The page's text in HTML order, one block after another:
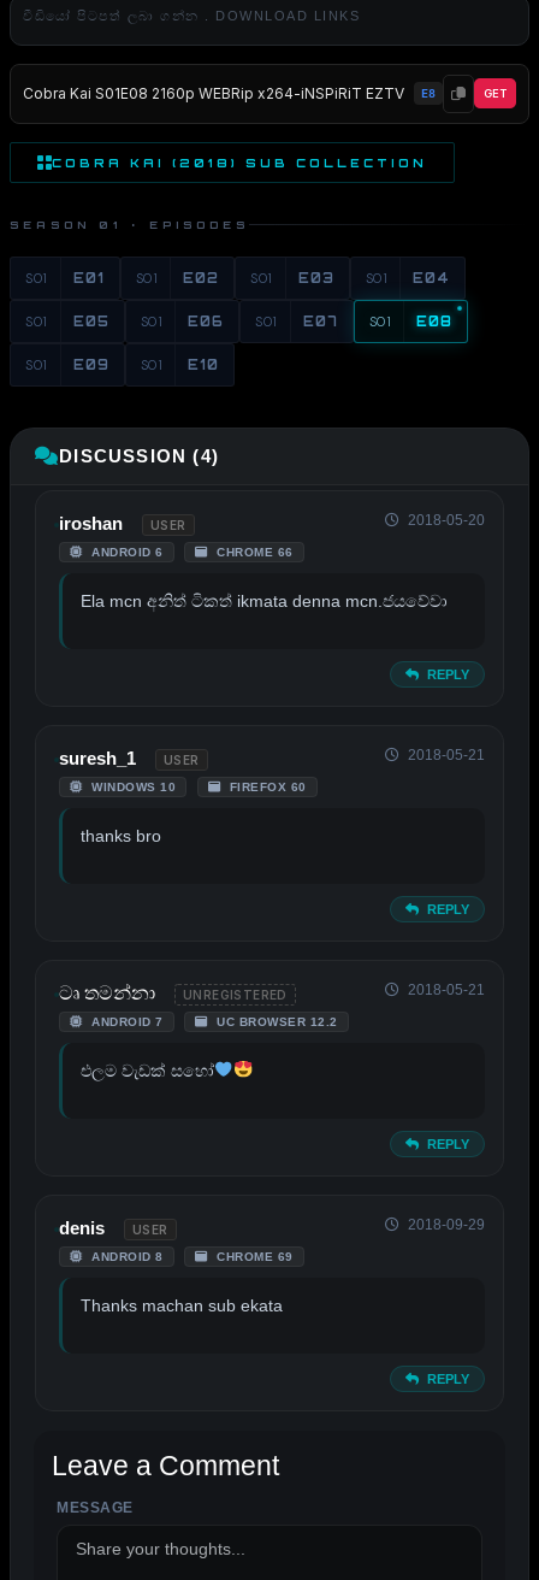
වීඩියෝ පිටපත් ලබා ගන්න . DOWNLOAD LINKS
Cobra Kai S01E08 2160p WEBRip x264-iNSPiRiT EZTV E8 GET
COBRA KAI (2018) SUB COLLECTION
SEASON 01 · EPISODES
S01 E01 S01 E02 S01 E03 S01 E04
S01 E05 S01 E06 S01 E07 S01 E08
S01 E09 S01 E10
DISCUSSION (4)
iroshan USER
ANDROID 6 CHROME 66
2018-05-20
Ela mcn අනිත් ටිකත් ikmata denna mcn.ජයවේවා
REPLY
suresh_1 USER
WINDOWS 10 FIREFOX 60
2018-05-21
thanks bro
REPLY
ටෘ තමන්නා UNREGISTERED
ANDROID 7 UC BROWSER 12.2
2018-05-21
එලම වැඩක් සහෝ
REPLY
denis USER
ANDROID 8 CHROME 69
2018-09-29
Thanks machan sub ekata
REPLY
Leave a Comment
MESSAGE
ALTERNATIVE: